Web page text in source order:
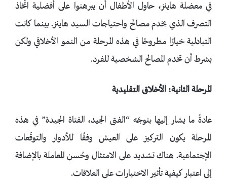
في معضلة هاينز، حاول الأطفال أن يبرهنوا على أفضلية اتّخاذ
التصرف الذي يخدم مصالح واحتياجات السيد هاينز. بينما كانت
التبادلية خيارًا مطروحًا في هذه المرحلة من النمو الأخلاقي ولكن
بشرط أن تخدم المصالح الشخصية للفرد.
المرحلة الثانية: الأخلاق التقليدية
عادةً ما يشار إليها بتوجّه “الفتى الجيد، الفتاة الجيدة” في هذه
المرحلة يكون التركيز على العيش وفقًا للأدوار والتوقّعات
الإجتماعية. هناك تشديد على الامتثال وحُسن المعاملة بالإضافة
إلى اعتبار كيفية تأثير الاختيارات على العلاقات.